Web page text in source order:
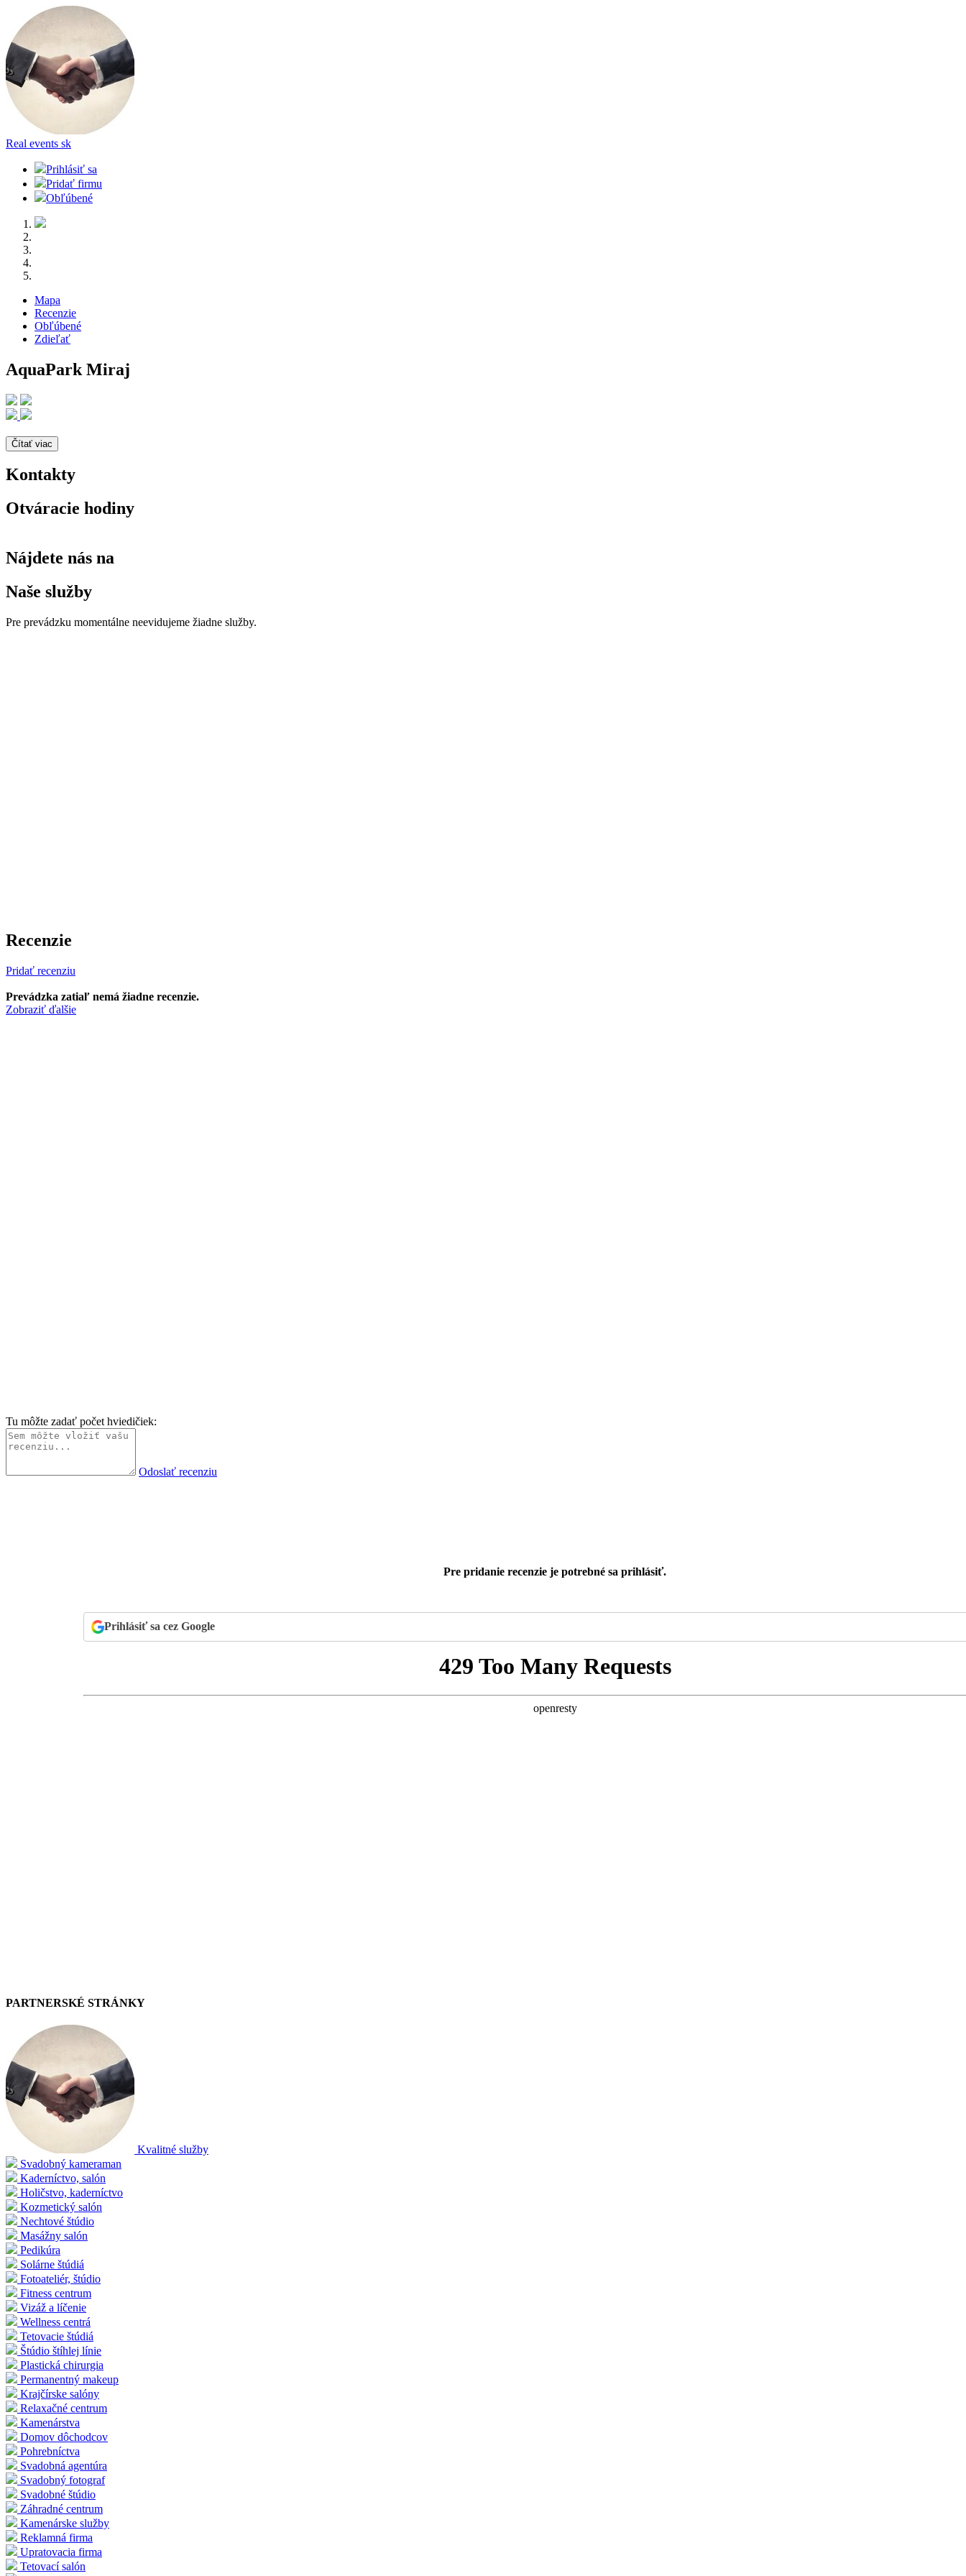
Real events sk
Prihlásiť sa
Pridať firmu
Obľúbené
Mapa
Recenzie
Obľúbené
Zdieľať
AquaPark Miraj
Čítať viac
Kontakty
Otváracie hodiny
Nájdete nás na
Naše služby
Pre prevádzku momentálne neevidujeme žiadne služby.
Recenzie
Pridať recenziu
Prevádzka zatiaľ nemá žiadne recenzie.
Zobraziť ďalšie
Tu môžte zadať počet hviedičiek:
Odoslať recenziu
Pre pridanie recenzie je potrebné sa prihlásiť.
Prihlásiť sa cez Google
PARTNERSKÉ STRÁNKY
Kvalitné služby
Svadobný kameraman
Kaderníctvo, salón
Holičstvo, kaderníctvo
Kozmetický salón
Nechtové štúdio
Masážny salón
Pedikúra
Solárne štúdiá
Fotoateliér, štúdio
Fitness centrum
Vizáž a líčenie
Wellness centrá
Tetovacie štúdiá
Štúdio štíhlej línie
Plastická chirurgia
Permanentný makeup
Krajčírske salóny
Relaxačné centrum
Kamenárstva
Domov dôchodcov
Pohrebníctva
Svadobná agentúra
Svadobný fotograf
Svadobné štúdio
Záhradné centrum
Kamenárske služby
Reklamná firma
Upratovacia firma
Tetovací salón